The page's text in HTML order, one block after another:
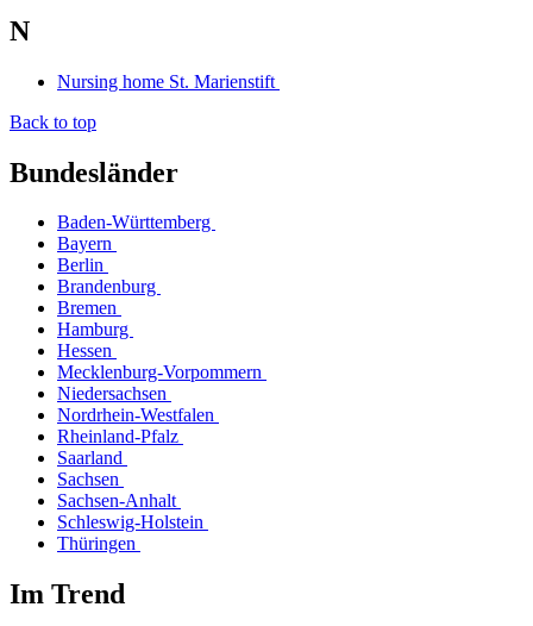
N
Nursing home St. Marienstift
Back to top
Bundesländer
Baden-Württemberg
Bayern
Berlin
Brandenburg
Bremen
Hamburg
Hessen
Mecklenburg-Vorpommern
Niedersachsen
Nordrhein-Westfalen
Rheinland-Pfalz
Saarland
Sachsen
Sachsen-Anhalt
Schleswig-Holstein
Thüringen
Im Trend